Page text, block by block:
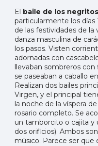
El baile de los
particularmente los días
de las festividades de la
danza masculina de
los pasos. Visten
adornadas con
llevaban sombreros
se paseaban a caballo
Realizan dos bailes
Virgen, y el principal
la noche de la víspera
rosario completo. Se
un tamborcito o cajita y
dos orificios). Ambos
músico. Parece ser que